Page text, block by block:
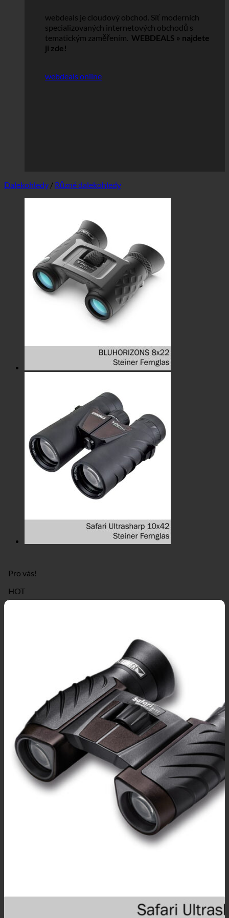
webdeals je cloudový obchod. Síť moderních
specializovaných internetových obchodů s
tematickým zaměřením. WEBDEALS » najdete
ji zde!
webdeals online
Dalekohledy / Různé dalekohledy
Pro vás!
HOT